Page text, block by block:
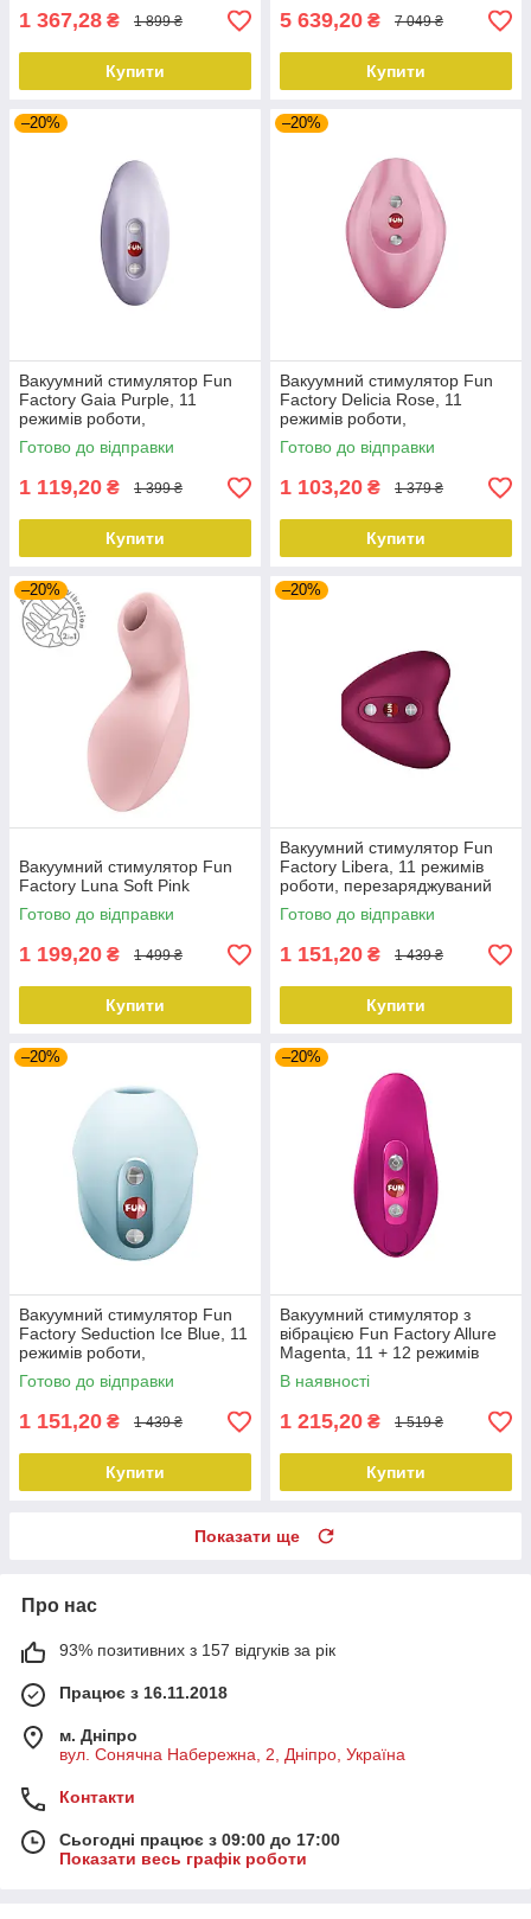
1 367,28 ₴ 1 899 ₴
Купити
5 639,20 ₴ 7 049 ₴
Купити
–20%
Вакуумний стимулятор Fun
Factory Gaia Purple, 11
режимів роботи,
перезаряджуваний
Готово до відправки
1 119,20 ₴ 1 399 ₴
Купити
–20%
Вакуумний стимулятор Fun
Factory Delicia Rose, 11
режимів роботи,
перезаряджуваний
Готово до відправки
1 103,20 ₴ 1 379 ₴
Купити
–20%
Вакуумний стимулятор Fun
Factory Luna Soft Pink
Готово до відправки
1 199,20 ₴ 1 499 ₴
Купити
–20%
Вакуумний стимулятор Fun
Factory Libera, 11 режимів
роботи, перезаряджуваний
Готово до відправки
1 151,20 ₴ 1 439 ₴
Купити
–20%
Вакуумний стимулятор Fun
Factory Seduction Ice Blue, 11
режимів роботи,
перезаряджуваний
Готово до відправки
1 151,20 ₴ 1 439 ₴
Купити
–20%
Вакуумний стимулятор з
вібрацією Fun Factory Allure
Magenta, 11 + 12 режимів
роботи, перезаряджуваний
В наявності
1 215,20 ₴ 1 519 ₴
Купити
Показати ще
Про нас
93% позитивних з 157 відгуків за рік
Працює з 16.11.2018
м. Дніпро
вул. Сонячна Набережна, 2, Дніпро, Україна
Контакти
Сьогодні працює з 09:00 до 17:00
Показати весь графік роботи